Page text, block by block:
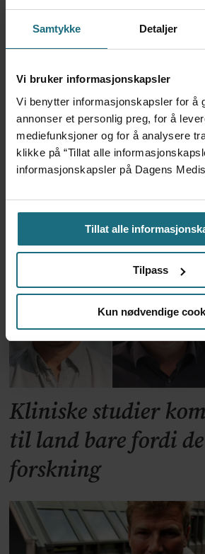
Samtykke Detaljer
Vi bruker informasjonskapsler
Vi benytter informasjonskapsler for å
annonser et personlig preg, for å
mediefunksjoner og for å analysere
klikke på “Tillat alle
informasjonskapsler på Dagens
Tillat alle
Tilpass
Kun nødvendige
Apoteker over
har problemer
Kliniske studier
til land bare fordi
forskning